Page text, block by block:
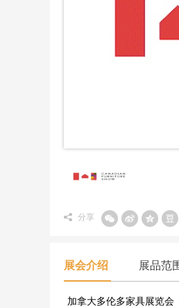
分享
展会介绍 展品范
加拿大多伦多家具展览